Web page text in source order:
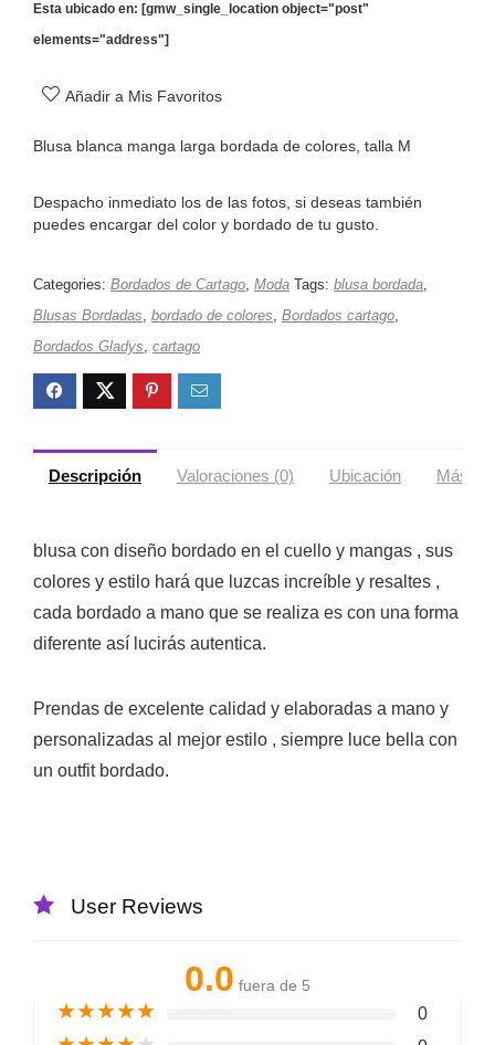
Esta ubicado en: [gmw_single_location object="post"
elements="address"]
Añadir a Mis Favoritos
Blusa blanca manga larga bordada de colores, talla M
Despacho inmediato los de las fotos, si deseas también
puedes encargar del color y bordado de tu gusto.
Categories: Bordados de Cartago, Moda Tags: blusa bordada,
Blusas Bordadas, bordado de colores, Bordados cartago,
Bordados Gladys, cartago
Descripción Valoraciones (0) Ubicación Más
blusa con diseño bordado en el cuello y mangas , sus
colores y estilo hará que luzcas increíble y resaltes ,
cada bordado a mano que se realiza es con una forma
diferente así lucirás autentica.
Prendas de excelente calidad y elaboradas a mano y
personalizadas al mejor estilo , siempre luce bella con
un outfit bordado.
User Reviews
0.0 fuera de 5
★★★★★ 0